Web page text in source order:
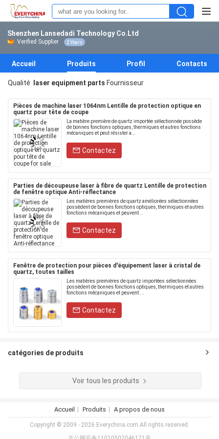
Shenzhen Lansedadi Technology Co.Ltd
Verified Supplier 2 Years
Accueil Produits Profil Contacts
Qualité laser equipment parts Fournisseur
Pièces de machine laser 1064nm Lentille de protection optique en
quartz pour tête de coupe
La matière première de quartz importée sélectionnée possède
de bonnes fonctions optiques, thermiques et autres fonctions
mécaniques et peut résister a...
Contactez
Parties de découpeuse laser à fibre de quartz Lentille de protection
de fenêtre optique Anti-réflectance
Les matières premières de quartz améliorées sélectionnées
possèdent de bonnes fonctions optiques, thermiques et autres
fonctions mécaniques et peuvent...
Contactez
Fenêtre de protection pour pièces d'équipement laser à cristal de
quartz, toutes tailles
Les matières premières de quartz importées sélectionnées
possèdent de bonnes fonctions optiques, thermiques et autres
fonctions mécaniques et peuvent....
Contactez
catégories de produits
Voir tous les produits
Accueil Produits A propos de nous
Copyright © 2009 - 2026 Everychina.com.All rights reserved.